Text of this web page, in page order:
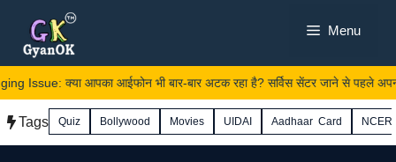
content
Menu
Issue: क्या आपका आईफोन भी बार-बार अटक रहा है? सर्विस सेंटर जाने से पहले
Tags Quiz Bollywood Movies UIDAI Aadhaar Card